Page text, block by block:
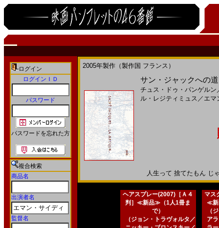
ログイン
ログインＩＤ
パスワード
パスワードを忘れた方
複合検索
商品名
出演者名
監督名
2005年製作（製作国 フランス）
サン・ジャックへの
チュス・ドゥ・パンゲルン
ル・レジティミュス ／ エマ
人生って 捨てたもん じ
ヘアスプレー(2007)［Ａ４
判］≪新品≫（1人1冊ま
で）
（ジョン・トラヴォルタ／
マス
≪新
（
ア